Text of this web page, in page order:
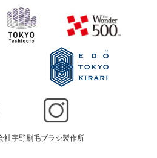
社宇野刷毛ブラシ製作所